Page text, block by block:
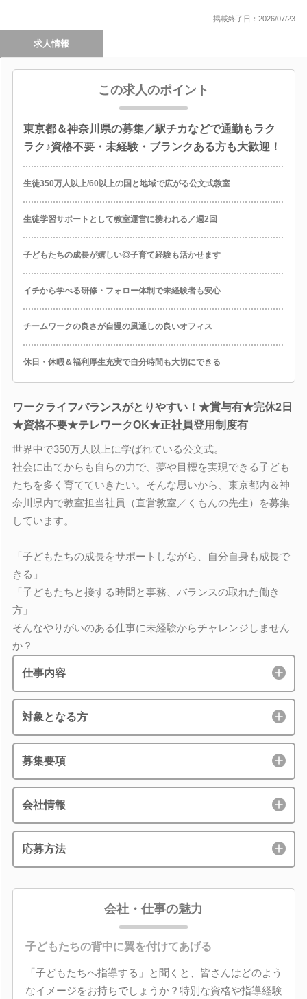
掲載終了日：2026/07/23
求人情報
この求人のポイント
東京都＆神奈川県の募集／駅チカなどで通勤もラク
ラク♪資格不要・未経験・ブランクある方も大歓迎！
生徒350万人以上/60以上の国と地域で広がる公文式教室
生徒学習サポートとして教室運営に携われる／週2回
子どもたちの成長が嬉しい◎子育て経験も活かせます
イチから学べる研修・フォロー体制で未経験者も安心
チームワークの良さが自慢の風通しの良いオフィス
休日・休暇＆福利厚生充実で自分時間も大切にできる
ワークライフバランスがとりやすい！★賞与有★完休2日
★資格不要★テレワークOK★正社員登用制度有
世界中で350万人以上に学ばれている公文式。
社会に出てからも自らの力で、夢や目標を実現できる子ども
たちを多く育てていきたい。そんな思いから、東京都内＆神
奈川県内で教室担当社員（直営教室／くもんの先生）を募集
しています。
「子どもたちの成長をサポートしながら、自分自身も成長で
きる」
「子どもたちと接する時間と事務、バランスの取れた働き
方」
そんなやりがいのある仕事に未経験からチャレンジしません
か？
仕事内容
対象となる方
募集要項
会社情報
応募方法
会社・仕事の魅力
子どもたちの背中に翼を付けてあげる
「子どもたちへ指導する」と聞くと、皆さんはどのよう
なイメージをお持ちでしょうか？特別な資格や指導経験